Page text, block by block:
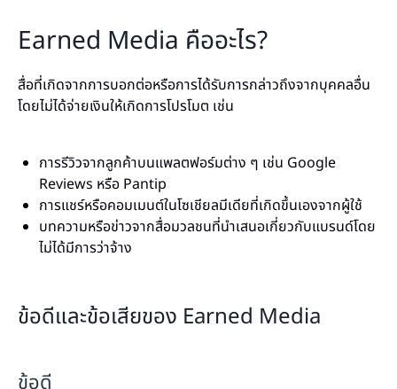
Earned Media คืออะไร?
สื่อที่เกิดจากการบอกต่อหรือการได้รับการกล่าวถึงจากบุคคลอื่น
โดยไม่ได้จ่ายเงินให้เกิดการโปรโมต เช่น
การรีวิวจากลูกค้าบนแพลตฟอร์มต่าง ๆ เช่น Google
Reviews หรือ Pantip
การแชร์หรือคอมเมนต์ในโซเชียลมีเดียที่เกิดขึ้นเองจากผู้ใช้
บทความหรือข่าวจากสื่อมวลชนที่นำเสนอเกี่ยวกับแบรนด์โดย
ไม่ได้มีการว่าจ้าง
ข้อดีและข้อเสียของ Earned Media